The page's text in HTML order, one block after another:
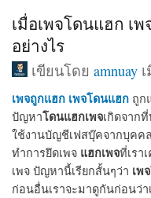
เมื่อเพจโดนแฮก เ
อย่างไร
เขียนโดย amnuay
เพจถูกแฮก เพจโดนแฮก ถูก
ปัญหาโดนแฮกเพจเกิดจาก
ใช้งานบัญชีเฟสบุ๊คจากบุคค
ทำการยึดเพจ แฮกเพจที่เรา
เพจ ปัญหานี้เรียกสั้นๆว่า เพ
ก่อนอื่นเราจะมาดูกันก่อนว่า